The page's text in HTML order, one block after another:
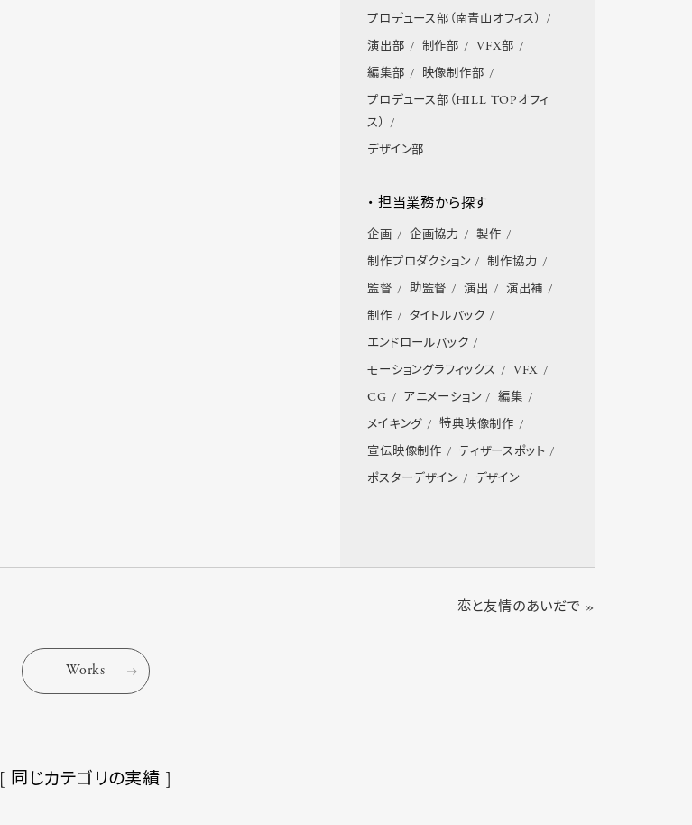
プロデュース部（南青山オフィス）
演出部
制作部
VFX部
編集部
映像制作部
プロデュース部（HILL TOPオフィ
ス）
デザイン部
・ 担当業務から探す
企画 企画協力
製作
制作プロダクション
制作協力
監督
助監督 演出
演出補
制作
タイトルバック
エンドロールバック
モーショングラフィックス
VFX
CG
アニメーション
編集
メイキング
特典映像制作
宣伝映像制作
ティザースポット
ポスターデザイン
デザイン
恋と友情のあいだで »
Works
[ 同じカテゴリの実績 ]